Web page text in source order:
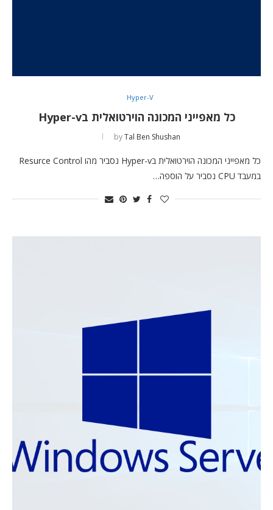
Hyper-V
כל מאפייני המכונה הוירטואלית בHyper-v
byTal Ben Shushan
כל מאפייני המכונה הוירטואלית בHyper-v נסביר מהו Resurce Control
במעבד CPU נסביר על הוספה…